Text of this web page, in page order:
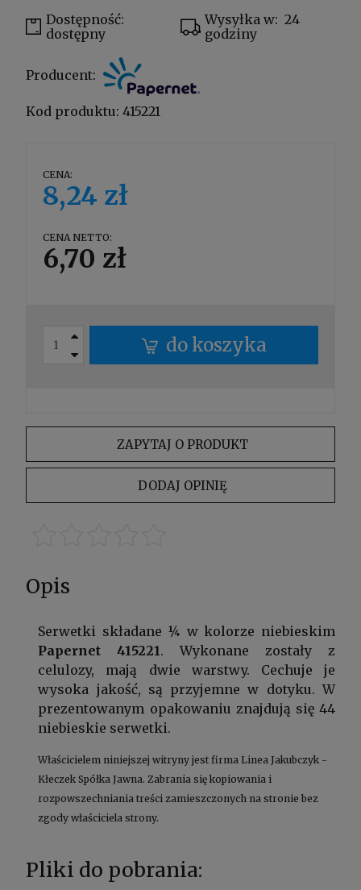
Dostępność:
dostępny
Wysyłka w: 24
godziny
Producent:
Kod produktu: 415221
CENA:
8,24 zł
CENA NETTO:
6,70 zł
do koszyka
ZAPYTAJ O PRODUKT
DODAJ OPINIĘ
Opis
Serwetki składane ¼ w kolorze niebieskim
Papernet 415221. Wykonane zostały z
celulozy, mają dwie warstwy. Cechuje je
wysoka jakość, są przyjemne w dotyku. W
prezentowanym opakowaniu znajdują się 44
niebieskie serwetki.
Właścicielem niniejszej witryny jest firma Linea Jakubczyk -
Kłeczek Spółka Jawna. Zabrania się kopiowania i
rozpowszechniania treści zamieszczonych na stronie bez
zgody właściciela strony.
Pliki do pobrania: